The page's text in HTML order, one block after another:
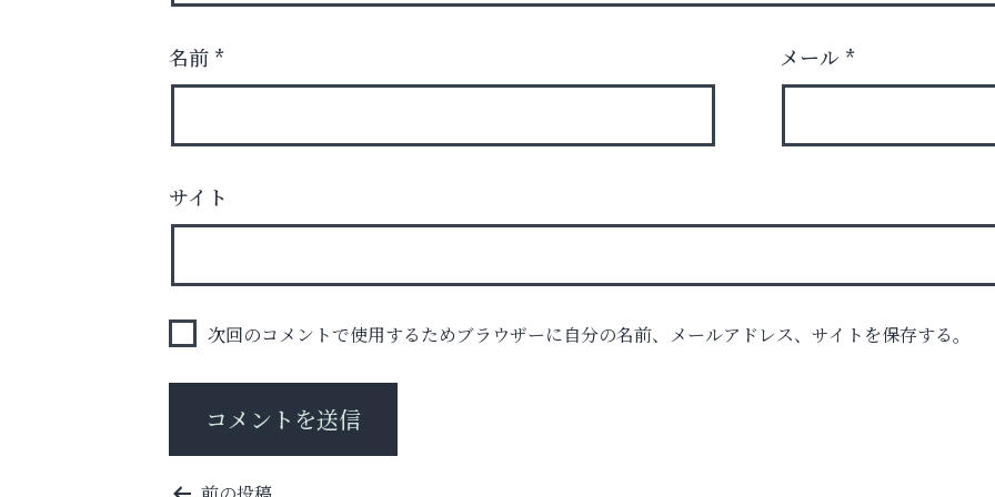
お子さまにも大人にも、優しく寄り添う
OTTO南芦屋浜皮膚科クリニック、開院！
名前 * メール *
サイト
次回のコメントで使用するためブラウザーに自分の名前、メールアドレス、サイトを保存する。